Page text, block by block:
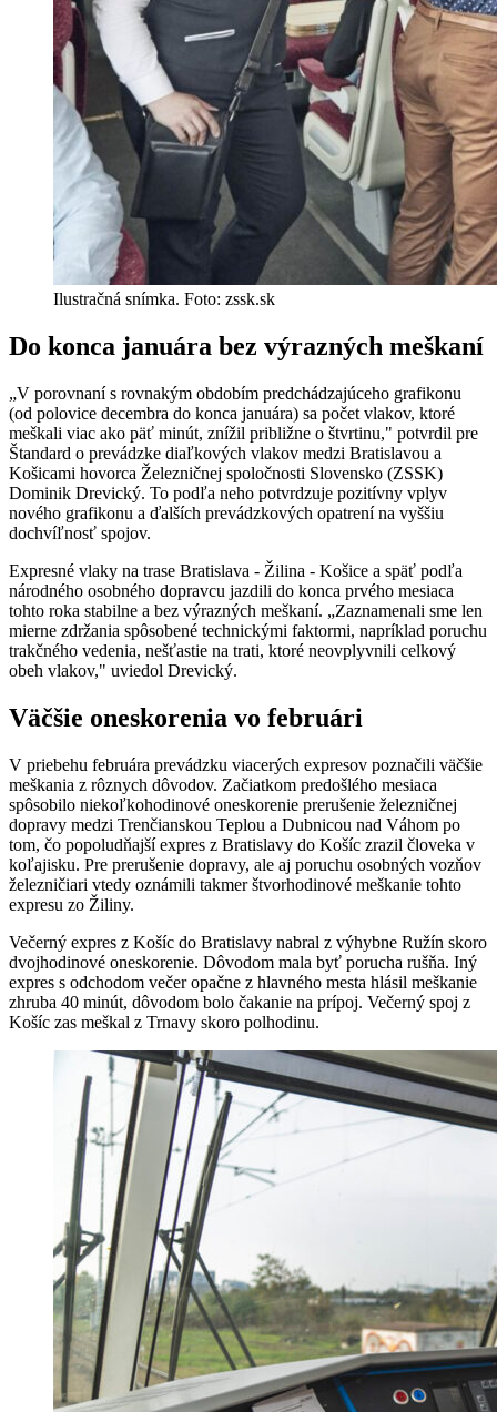
Ilustračná snímka. Foto: zssk.sk
Do konca januára bez výrazných meškaní
„V porovnaní s rovnakým obdobím predchádzajúceho grafikonu
(od polovice decembra do konca januára) sa počet vlakov, ktoré
meškali viac ako päť minút, znížil približne o štvrtinu," potvrdil pre
Štandard o prevádzke diaľkových vlakov medzi Bratislavou a
Košicami hovorca Železničnej spoločnosti Slovensko (ZSSK)
Dominik Drevický. To podľa neho potvrdzuje pozitívny vplyv
nového grafikonu a ďalších prevádzkových opatrení na vyššiu
dochvíľnosť spojov.
Expresné vlaky na trase Bratislava - Žilina - Košice a späť podľa
národného osobného dopravcu jazdili do konca prvého mesiaca
tohto roka stabilne a bez výrazných meškaní. „Zaznamenali sme len
mierne zdržania spôsobené technickými faktormi, napríklad poruchu
trakčného vedenia, nešťastie na trati, ktoré neovplyvnili celkový
obeh vlakov," uviedol Drevický.
Väčšie oneskorenia vo februári
V priebehu februára prevádzku viacerých expresov poznačili väčšie
meškania z rôznych dôvodov. Začiatkom predošlého mesiaca
spôsobilo niekoľkohodinové oneskorenie prerušenie železničnej
dopravy medzi Trenčianskou Teplou a Dubnicou nad Váhom po
tom, čo popoludňajší expres z Bratislavy do Košíc zrazil človeka v
koľajisku. Pre prerušenie dopravy, ale aj poruchu osobných vozňov
železničiari vtedy oznámili takmer štvorhodinové meškanie tohto
expresu zo Žiliny.
Večerný expres z Košíc do Bratislavy nabral z výhybne Ružín skoro
dvojhodinové oneskorenie. Dôvodom mala byť porucha rušňa. Iný
expres s odchodom večer opačne z hlavného mesta hlásil meškanie
zhruba 40 minút, dôvodom bolo čakanie na prípoj. Večerný spoj z
Košíc zas meškal z Trnavy skoro polhodinu.